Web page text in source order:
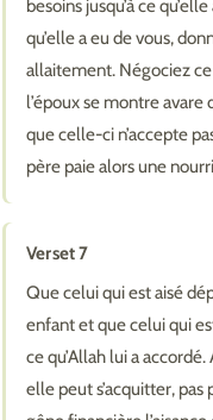
besoins jusqu’à ce
qu’elle a eu de vous,
allaitement. Négociez
l’époux se montre avare
que celle-ci n’accepte
père paie alors une
Verset 7
Que celui qui est aisé
enfant et que celui qui
ce qu’Allah lui a
elle peut s’acquitter, pas